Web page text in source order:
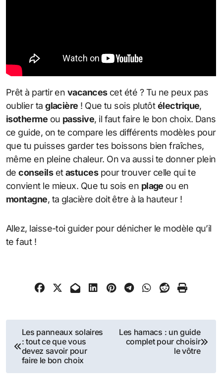
Prêt à partir en vacancescet été ? Tu ne peux pas
oublier taglacière ! Que tu sois plutôtélectrique,
isotherme ou passive, il faut faire le bon choix. Dans
ce guide, on te compare les différents modèles pour
que tu puisses garder tes boissons bien fraîches,
même en pleine chaleur. On va aussi te donner plein
deconseilsetastucespour trouver celle qui te
convient le mieux. Que tu sois en plage ou en
montagne, ta glacière doit être à la hauteur !
Allez, laisse-toi guider pour dénicher le modèle qu’il
te faut !
Navigation
de
l’article
Les panneaux solaires
: tout ce que vous
devez savoir pour
faire le bon choix
Les hamacs : un guide
complet pour choisir
le vôtre